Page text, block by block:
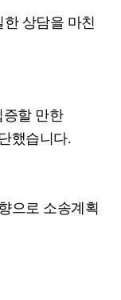
상담을 마친
증할 만한
했습니다.
으로 소송계획